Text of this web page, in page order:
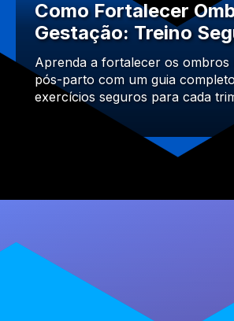
Como Fortalecer
Gestação: Treino
Aprenda a fortalecer os ombros
pós-parto com um guia
exercícios seguros para cada